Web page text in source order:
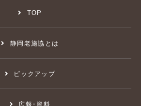
TOP
静岡老施協とは
ピックアップ
広報･資料